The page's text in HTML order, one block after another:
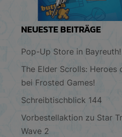
NEUESTE BEITRÄGE
Pop-Up Store in
The Elder Scrolls: Heroes
bei Frosted Games!
Schreibtischblick 144
Vorbestellaktion zu Star
Wave 2